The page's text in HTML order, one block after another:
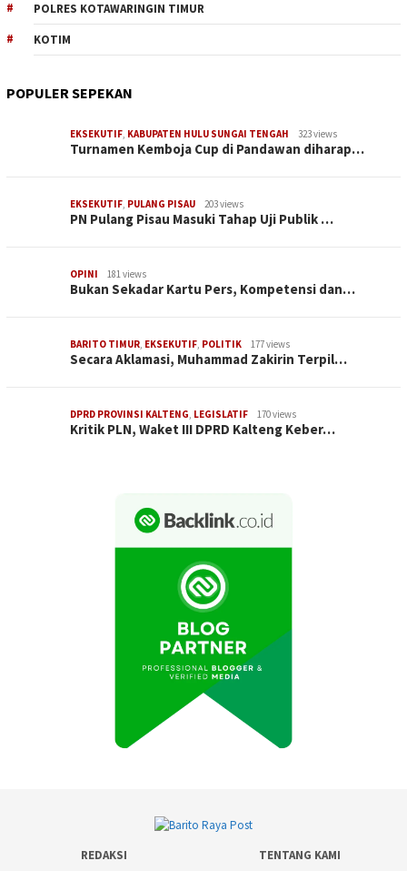
POLRES KOTAWARINGIN TIMUR
KOTIM
POPULER SEPEKAN
EKSEKUTIF, KABUPATEN HULU SUNGAI TENGAH 323 views
Turnamen Kemboja Cup di Pandawan diharap…
EKSEKUTIF, PULANG PISAU 203 views
PN Pulang Pisau Masuki Tahap Uji Publik …
OPINI 181 views
Bukan Sekadar Kartu Pers, Kompetensi dan…
BARITO TIMUR, EKSEKUTIF, POLITIK 177 views
Secara Aklamasi, Muhammad Zakirin Terpil…
DPRD PROVINSI KALTENG, LEGISLATIF 170 views
Kritik PLN, Waket III DPRD Kalteng Keber…
REDAKSI TENTANG KAMI